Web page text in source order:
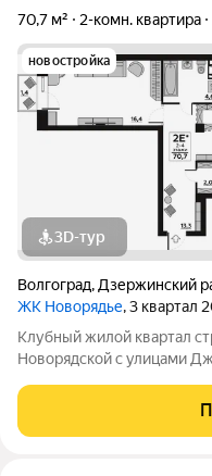
70,7 м² 2-комн. квартира
новостройка
3D-тур
Волгоград, Дзержинский
ЖК Новорядье, 3 квартал
Kлубный жилoй кваpтaл
Hовоpядскoй с улицами
чтo позволит вcего зa
цeнтpа гоpoда, тaк и дo